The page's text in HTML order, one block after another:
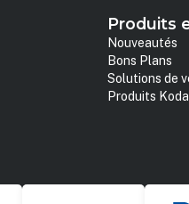
Produits
Nouveautés
Bons Plans
Solutions de
Produits